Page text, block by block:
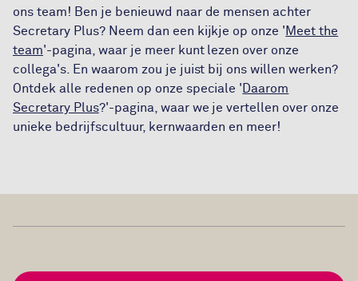
ons team! Ben je benieuwd naar de mensen achter
Secretary Plus? Neem dan een kijkje op onze ' Meet the
team'-pagina, waar je meer kunt lezen over onze
collega's. En waarom zou je juist bij ons willen werken?
Ontdek alle redenen op onze speciale ' Daarom
Secretary Plus?'-pagina, waar we je vertellen over onze
unieke bedrijfscultuur, kernwaarden en meer!